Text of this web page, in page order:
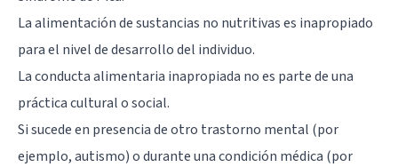
La alimentación de sustancias no nutritivas es inapropiado
para el nivel de desarrollo del individuo.
La conducta alimentaria inapropiada no es parte de una
práctica cultural o social.
Si sucede en presencia de otro trastorno mental (por
ejemplo, autismo) o durante una condición médica (por